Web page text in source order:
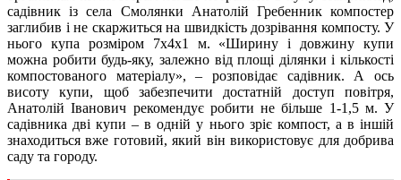
садівник із села Смолянки Анатолій Гребенник компостер
заглибив і не скаржиться на швидкість дозрівання компосту. У
нього купа розміром 7х4х1 м. «Ширину і довжину купи
можна робити будь-яку, залежно від площі ділянки і кількості
компостованого матеріалу», – розповідає садівник. А ось
висоту купи, щоб забезпечити достатній доступ повітря,
Анатолій Іванович рекомендує робити не більше 1-1,5 м. У
садівника дві купи – в одній у нього зріє компост, а в іншій
знаходиться вже готовий, який він використовує для добрива
саду та городу.